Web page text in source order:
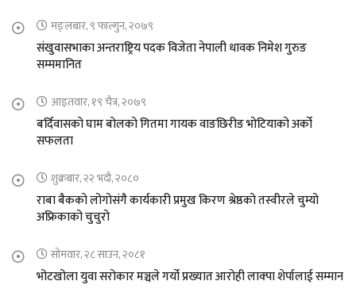
मङ्लबार, ९ फाल्गुन, २०७९
संखुवासभाका अन्तराष्ट्रिय पदक विजेता नेपाली धावक निमेश गुरुङ
सम्ममानित
आइतवार, १९ चैत्र, २०७९
बर्दिवासको घाम बोलको गितमा गायक वाङछिरीङ भोटियाको अर्को
सफलता
शुक्रबार, २२ भदौ, २०८०
राबा बैकको लोगोसंगै कार्यकारी प्रमुख किरण श्रेष्ठको तस्वीरले चुम्यो
अफ्रिकाको चुचुरो
सोमवार, २८ साउन, २०८१
भोटखोला युवा सरोकार मञ्चले गर्यो प्रख्यात आरोही लाक्पा शेर्पालाई सम्मान